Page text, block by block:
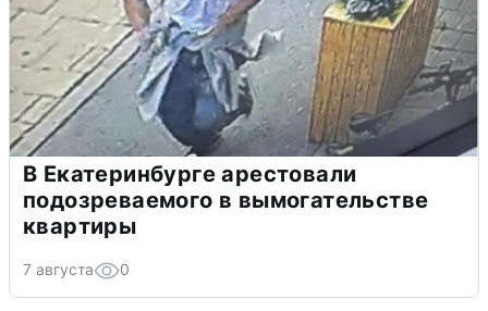
В Екатеринбурге арестовали
подозреваемого в вымогательстве
квартиры
7 августа 0